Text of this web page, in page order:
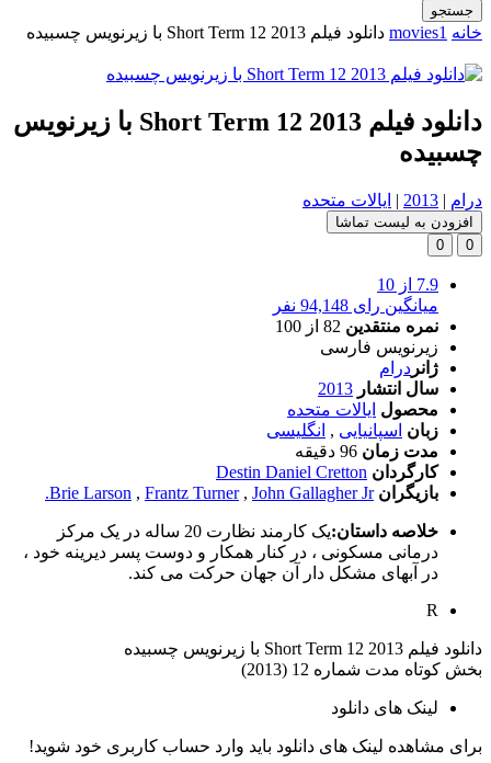
جستجو
خانه movies1 دانلود فیلم Short Term 12 2013 با زیرنویس چسبیده
دانلود فیلم Short Term 12 2013 با زیرنویس
چسبیده
درام |
2013
| ایالات متحده
افزودن به لیست تماشا
0
0
7.9 از 10
میانگین رای 94,148 نفر
نمره منتقدین 82 از 100
زیرنویس فارسی
ژانر درام
سال انتشار 2013
محصول ایالات متحده
زبان اسپانیایی , انگلیسی
مدت زمان 96 دقیقه
کارگردان Destin Daniel Cretton
بازیگران
Brie Larson , Frantz Turner, John Gallagher Jr.
خلاصه داستان:
یک کارمند نظارت 20 ساله در یک مرکز
درمانی مسکونی ، در کنار همکار و دوست پسر دیرینه خود ،
در آبهای مشکل دار آن جهان حرکت می کند.
R
دانلود فیلم Short Term 12 2013 با زیرنویس چسبیده
بخش کوتاه مدت شماره 12 (2013)
لینک های دانلود
برای مشاهده لینک های دانلود باید وارد حساب کاربری خود شوید!